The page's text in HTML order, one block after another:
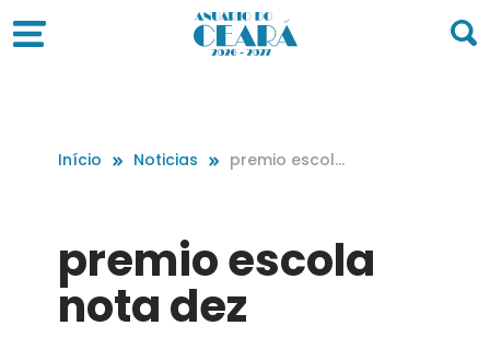
Início Noticias
premio escola
premio escola
nota dez